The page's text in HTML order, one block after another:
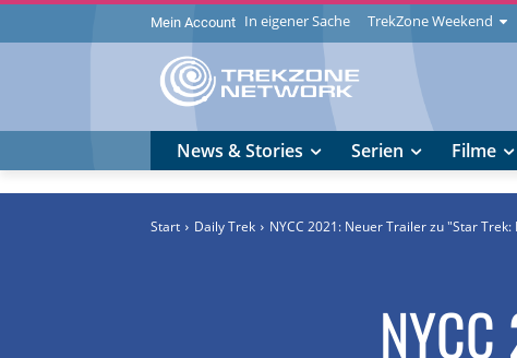
Mein Account In eigener Sache TrekZone Weekend
News & Stories Serien Filme
Start Daily Trek NYCC 2021: Neuer Trailer zu "Star